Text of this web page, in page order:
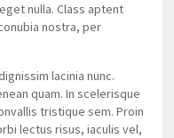
nulla. Class aptent
nostra, per
lacinia nunc.
quam. In scelerisque
tristique sem. Proin
lectus risus, iaculis vel,